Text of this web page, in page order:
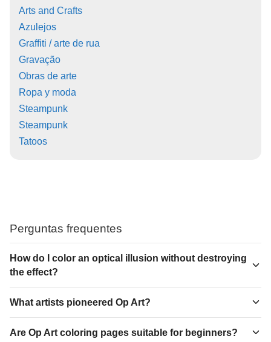
Arts and Crafts
Azulejos
Graffiti / arte de rua
Gravação
Obras de arte
Ropa y moda
Steampunk
Steampunk
Tatoos
Perguntas frequentes
How do I color an optical illusion without destroying
the effect?
What artists pioneered Op Art?
Are Op Art coloring pages suitable for beginners?